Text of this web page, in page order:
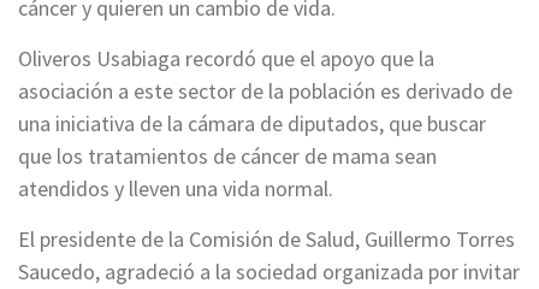
cáncer y quieren un cambio de vida.
Oliveros Usabiaga recordó que el apoyo que la
asociación a este sector de la población es derivado de
una iniciativa de la cámara de diputados, que buscar
que los tratamientos de cáncer de mama sean
atendidos y lleven una vida normal.
El presidente de la Comisión de Salud, Guillermo Torres
Saucedo, agradeció a la sociedad organizada por invitar